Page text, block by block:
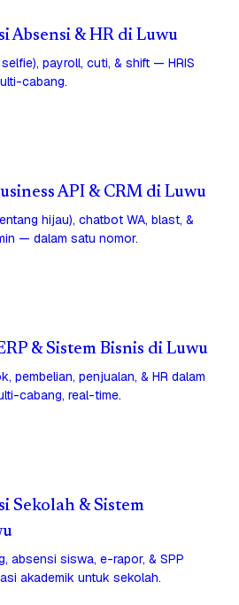
Absensi & HR di Luwu
payroll, cuti, & shift — HRIS
cabang.
API & CRM di Luwu
hijau), chatbot WA, blast, &
— dalam satu nomor.
& Sistem Bisnis di Luwu
pembelian, penjualan, & HR dalam
cabang, real-time.
Sekolah & Sistem
absensi siswa, e-rapor, & SPP
akademik untuk sekolah.